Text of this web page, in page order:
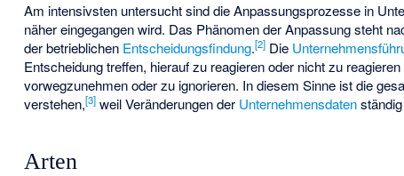
Am intensivsten untersucht sind die Anpassungsprozesse in
näher eingegangen wird. Das Phänomen der Anpassung steht
der betrieblichen Entscheidungsfindung.[2] Die
Entscheidung treffen, hierauf zu reagieren oder nicht zu
vorwegzunehmen oder zu ignorieren. In diesem Sinne ist die
verstehen,[3] weil Veränderungen der Unternehmensdaten
Arten